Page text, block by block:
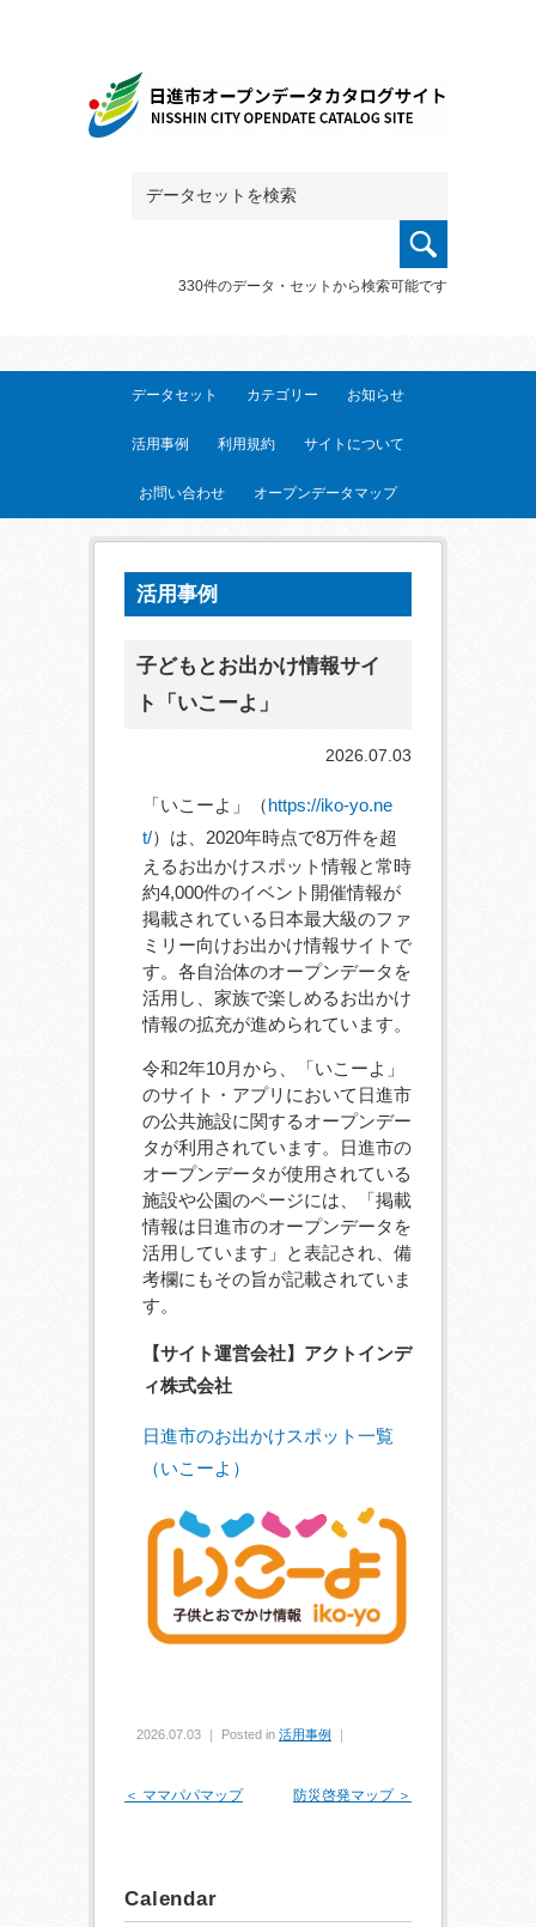
330件のデータ・セットから検索可能です
データセット カテゴリー お知らせ
活用事例 利用規約 サイトについて
お問い合わせ オープンデータマップ
活用事例
子どもとお出かけ情報サイ
ト「いこーよ」
2026.07.03
「いこーよ」（https://iko-yo.ne
t/）は、2020年時点で8万件を超
えるお出かけスポット情報と常時
約4,000件のイベント開催情報が
掲載されている日本最大級のファ
ミリー向けお出かけ情報サイトで
す。各自治体のオープンデータを
活用し、家族で楽しめるお出かけ
情報の拡充が進められています。
令和2年10月から、「いこーよ」
のサイト・アプリにおいて日進市
の公共施設に関するオープンデー
タが利用されています。日進市の
オープンデータが使用されている
施設や公園のページには、「掲載
情報は日進市のオープンデータを
活用しています」と表記され、備
考欄にもその旨が記載されていま
す。
【サイト運営会社】アクトインデ
ィ株式会社
日進市のお出かけスポット一覧
（いこーよ）
2026.07.03 ｜ Posted in 活用事例 ｜
＜ ママパパマップ 防災啓発マップ ＞
Calendar